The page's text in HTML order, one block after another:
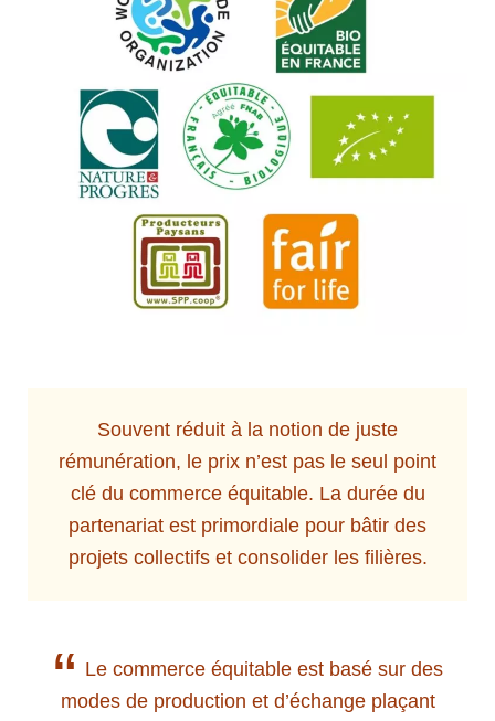
Souvent réduit à la notion de juste
rémunération, le prix n’est pas le seul point
clé du commerce équitable. La durée du
partenariat est primordiale pour bâtir des
projets collectifs et consolider les filières.
“ Le commerce équitable est basé sur des
modes de production et d’échange plaçant